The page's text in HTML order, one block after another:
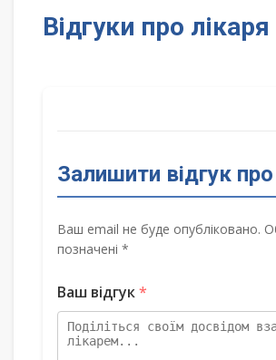
Відгуки про лікаря
Залишити відгук про
Ваш email не буде опубліковано.
позначені *
Ваш відгук*